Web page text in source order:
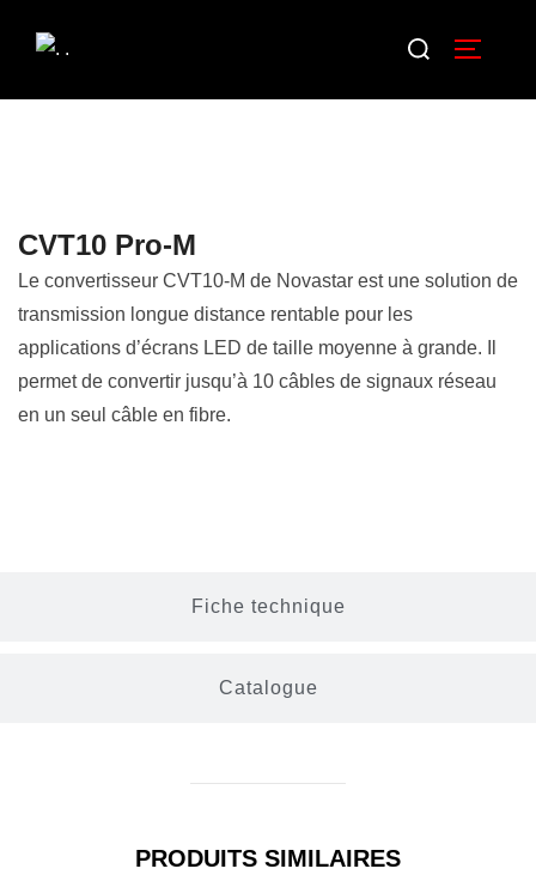
CVT10 Pro-M
Le convertisseur CVT10-M de Novastar est une solution de
transmission longue distance rentable pour les
applications d’écrans LED de taille moyenne à grande. Il
permet de convertir jusqu’à 10 câbles de signaux réseau
en un seul câble en fibre.
Fiche technique
Catalogue
PRODUITS SIMILAIRES